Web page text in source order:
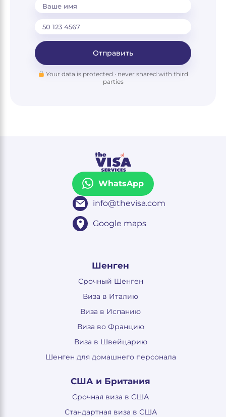
Ваше имя
Отправить
Your data is protected · never shared with third
parties
WhatsApp
info@thevisa.com
Google maps
Шенген
Срочный Шенген
Виза в Италию
Виза в Испанию
Виза во Францию
Виза в Швейцарию
Шенген для домашнего персонала
США и Британия
Срочная виза в США
Стандартная виза в США